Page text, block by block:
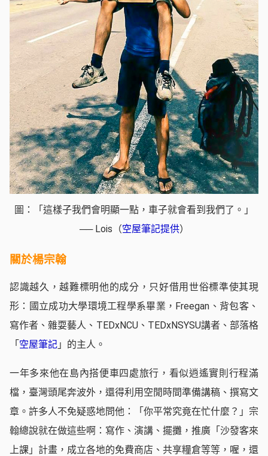
圖：「這樣子我們會明顯一點，車子就會看到我們了。」
── Lois（空屋筆記提供）
關於楊宗翰
認識越久，越難標明他的成分，只好借用世俗標準使其現
形：國立成功大學環境工程學系畢業，Freegan、背包客、
寫作者、雜耍藝人、TEDxNCU、TEDxNSYSU講者、部落格
「 空屋筆記 」的主人。
一年多來他在島內搭便車四處旅行，看似逍遙實則行程滿
檔，臺灣頭尾奔波外，還得利用空閒時間準備講稿、撰寫文
章。許多人不免疑惑地問他：「你平常究竟在忙什麼？」宗
翰總說就在做這些啊：寫作、演講、擺攤，推廣「沙發客來
上課」計畫，成立各地的免費商店、共享糧倉等等，喔，還